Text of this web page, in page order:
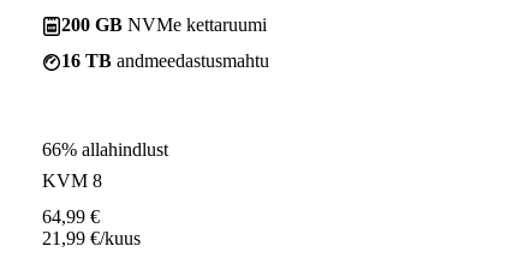
200 GB NVMe kettaruumi
16 TB andmeedastusmahtu
66% allahindlust
KVM 8
64,99 €
21,99 €/kuus